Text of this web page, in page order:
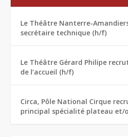
Le Théâtre Nanterre-
secrétaire technique (h/f)
Le Théâtre Gérard Philipe
de l’accueil (h/f)
Circa, Pôle National Cirque
principal spécialité plateau et/